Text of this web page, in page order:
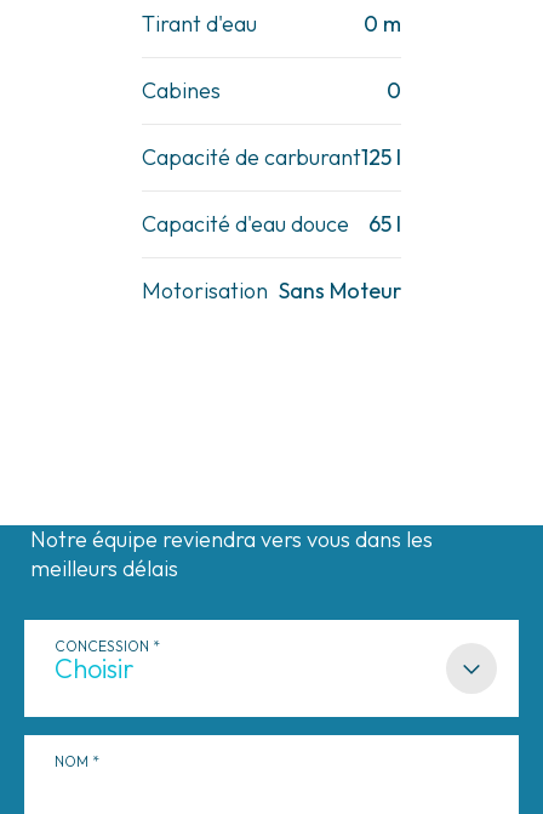
Tirant d'eau 0 m
Cabines 0
Capacité de carburant125 l
Capacité d'eau douce 65 l
Motorisation Sans Moteur
Notre équipe reviendra vers vous dans les
meilleurs délais
CONCESSION
NOM